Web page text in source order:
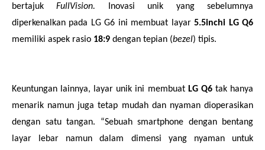
bertajukFullVision.
Inovasi unik yang sebelumnya
diperkenalkan pada LG G6 ini membuat layar5.5inchi LG Q6
memiliki aspek rasio 18:9 dengan tepian (bezel) tipis.
Keuntungan lainnya, layar unik ini membuat LG Q6tak hanya
menarik namun juga tetap mudah dan nyaman dioperasikan
dengan satu tangan. “Sebuah smartphone dengan bentang
layar lebar namun dalam dimensi yang nyaman untuk